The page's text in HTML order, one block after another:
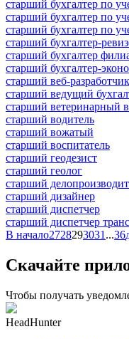
старший бухгалтер по
старший бухгалтер по
старший бухгалтер по
старший бухгалтер-
старший бухгалтер
старший бухгалтер-
старший веб-разработчик
старший ведущий
старший ветеринарный
старший водитель
старший вожатый
старший воспитатель
старший геодезист
старший геолог
старший
старший дизайнер
старший диспетчер
старший диспетчер
В начало2728293031 ...36
Скачайте
Чтобы получать
HeadHunter